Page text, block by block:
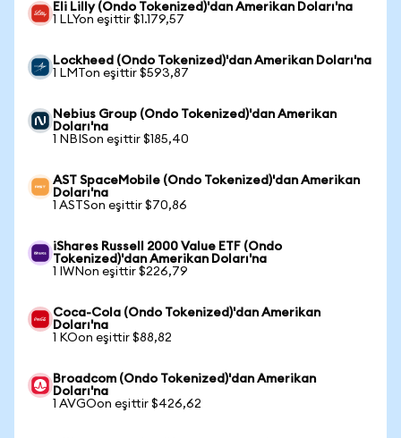
Eli Lilly (Ondo Tokenized)'dan Amerikan Doları'na
1 LLYon eşittir $1.179,57
Lockheed (Ondo Tokenized)'dan Amerikan Doları'na
1 LMTon eşittir $593,87
Nebius Group (Ondo Tokenized)'dan Amerikan
Doları'na
1 NBISon eşittir $185,40
AST SpaceMobile (Ondo Tokenized)'dan Amerikan
Doları'na
1 ASTSon eşittir $70,86
iShares Russell 2000 Value ETF (Ondo
Tokenized)'dan Amerikan Doları'na
1 IWNon eşittir $226,79
Coca-Cola (Ondo Tokenized)'dan Amerikan
Doları'na
1 KOon eşittir $88,82
Broadcom (Ondo Tokenized)'dan Amerikan
Doları'na
1 AVGOon eşittir $426,62